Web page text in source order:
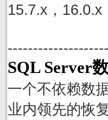
15.7.x，16.0.x
SQL Server
一个不依赖数
业内领先的恢